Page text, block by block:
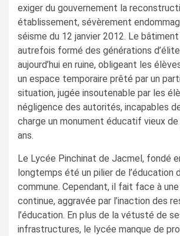
exiger du gouvernement la
établissement, sévèrement
séisme du 12 janvier 2012. Le
autrefois formé des générations
aujourd’hui en ruine, obligeant les
un espace temporaire prêté par un
situation, jugée insoutenable par les
négligence des autorités, incapables
charge un monument éducatif vieux
ans.
Le Lycée Pinchinat de Jacmel, fondé
longtemps été un pilier de l’éducation
commune. Cependant, il fait face à
continue, aggravée par l’inaction des
l’éducation. En plus de la vétusté de
infrastructures, le lycée manque de